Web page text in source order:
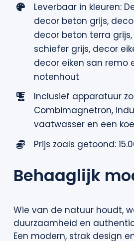
Leverbaar in kleuren:
decor beton grijs,
decor beton terra
schiefer grijs, decor
decor eiken san remo
notenhout
Inclusief apparatuur
Combimagnetron,
vaatwasser en een
Prijs zoals getoond:
Behaaglijk
Wie van de natuur houdt,
duurzaamheid en
Een modern, strak design